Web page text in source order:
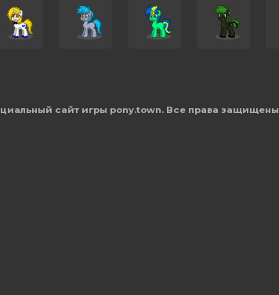
сайт игры pony.town. Все права защищены